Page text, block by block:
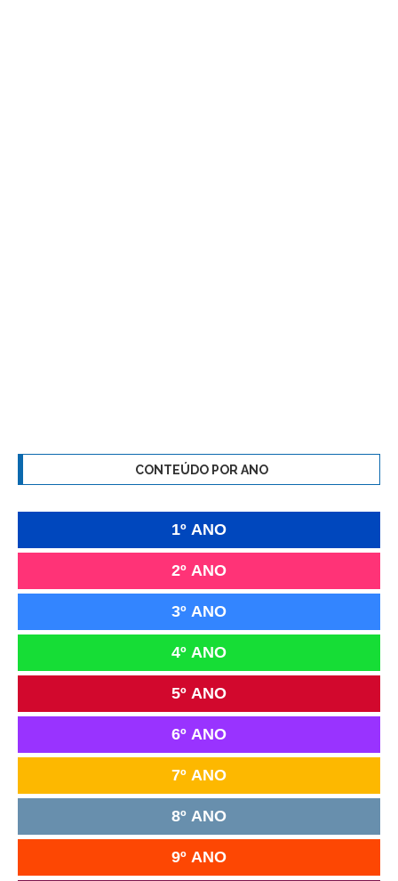
CONTEÚDO POR ANO
1º ANO
2º ANO
3º ANO
4º ANO
5º ANO
6º ANO
7º ANO
8º ANO
9º ANO